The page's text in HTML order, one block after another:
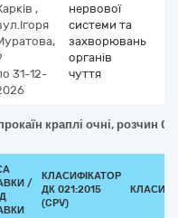
,
31-12-
нервової
системи та
захворювань
органів
чуття
краплі очні, розчин
/
КЛАСИФІКАТОР
ДК 021:2015
(CPV)